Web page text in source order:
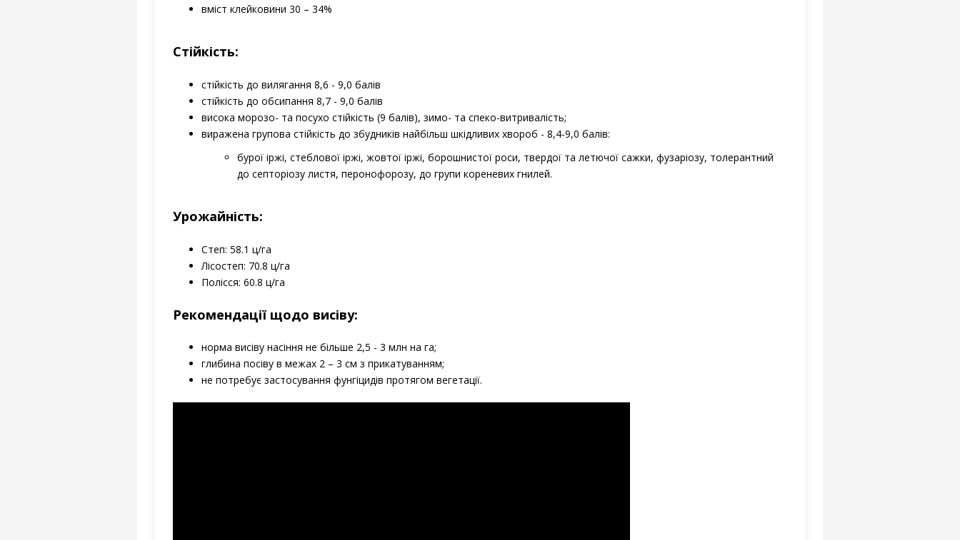
вміст клейковини 30 – 34%
Стійкість:
стійкість до вилягання 8,6 - 9,0 балів
стійкість до обсипання 8,7 - 9,0 балів
висока морозо- та посухо стійкість (9 балів), зимо- та спеко-витривалість;
виражена групова стійкість до збудників найбільш шкідливих хвороб - 8,4-9,0 балів:
бурої іржі, стеблової іржі, жовтої іржі, борошнистої роси, твердої та летючої сажки, фузаріозу, толерантний
до септоріозу листя, перонофорозу, до групи кореневих гнилей.
​Урожайність:
Степ: 58.1 ц/га
Лісостеп: 70.8 ц/га
Полісся: 60.8 ц/га
Рекомендації щодо висіву:
норма висіву насіння не більше 2,5 - 3 млн на га;
глибина посіву в межах 2 – 3 см з прикатуванням;
не потребує застосування фунгіцидів протягом вегетації.